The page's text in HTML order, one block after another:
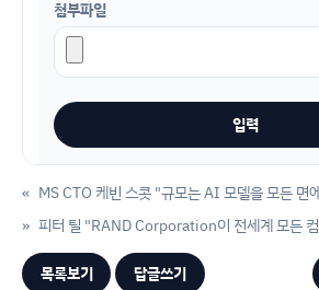
첨부파일
«
피터 틸 "RAND Corporation이 전세계 모든
»
목록보기 답글쓰기